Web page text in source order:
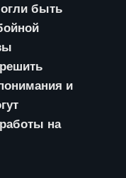
быть
и
на